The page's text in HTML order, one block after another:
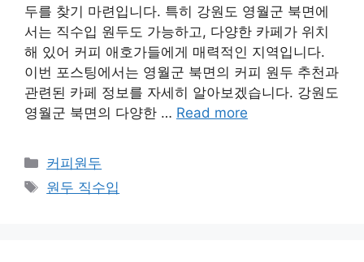
두를 찾기 마련입니다. 특히 강원도 영월군 북면에
서는 직수입 원두도 가능하고, 다양한 카페가 위치
해 있어 커피 애호가들에게 매력적인 지역입니다.
이번 포스팅에서는 영월군 북면의 커피 원두 추천과
관련된 카페 정보를 자세히 알아보겠습니다. 강원도
영월군 북면의 다양한 … Read more
카
테
커피원두
태
원두 직수입